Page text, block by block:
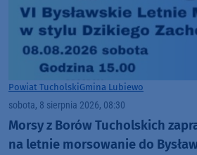
Powiat TucholskiGmina Lubiewo
sobota, 8 sierpnia 2026, 08:30
Morsy z Borów Tucholskich
na letnie morsowanie do